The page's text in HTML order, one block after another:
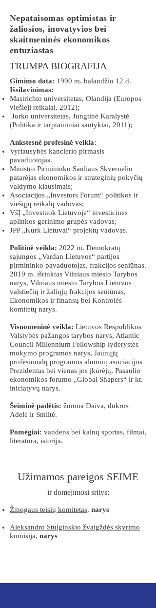
Nepataisomas optimistas ir
žaliosios, inovatyvios bei
skaitmeninės ekonomikos
entuziastas
TRUMPA BIOGRAFIJA
Gimimo data: 1990 m. balandžio 12 d.
Išsilavinimas:
Mastrichto universitetas, Olandija (Europos
viešieji reikalai, 2012);
Jorko universitetas, Jungtinė Karalystė
(Politika ir tarptautiniai santykiai, 2011);
Ankstesnė profesinė veikla:
Vyriausybės kanclerio pirmasis
pavaduotojas.
Ministro Pirmininko Sauliaus Skvernelio
patarėjas ekonomikos ir strateginių pokyčių
valdymo klausimais;
Asociacijos „Investors Forum“ politikos ir
viešųjų reikalų vadovas;
VšĮ „Investuok Lietuvoje“ investicinės
aplinkos gerinimo grupės vadovas;
JPP „Kurk Lietuvai“ projektų vadovas.
Politinė veikla: 2022 m. Demokratų
sąjungos „Vardan Lietuvos“ partijos
pirmininko pavaduotojas, frakcijos seniūnas.
2019 m. išrinktas Vilniaus miesto Tarybos
narys, Vilniaus miesto Tarybos Lietuvos
valstiečių ir žaliųjų frakcijos seniūnas,
Ekonomikos ir finansų bei Kontrolės
komitetų narys.
Visuomeninė veikla: Lietuvos Respublikos
Valstybės pažangos tarybos narys, Atlantic
Council Millennium Fellowship lyderystės
mokymo programos narys, Jaunųjų
profesionalų programos alumnų asociacijos
Prezidentas bei vienas jos įkūrėjų, Pasaulio
ekonomikos forumo „Global Shapers“ ir kt.
iniciatyvų narys.
Šeiminė padėtis: žmona Daiva, dukros
Adelė ir Smiltė.
Pomėgiai: vandens bei kalnų sportas, filmai,
literatūra, istorija.
Užimamos pareigos SEIME
ir domėjimosi sritys:
Žmogaus teisių komitetas, narys
Aleksandro Stulginskio žvaigždės skyrimo
komisija, narys